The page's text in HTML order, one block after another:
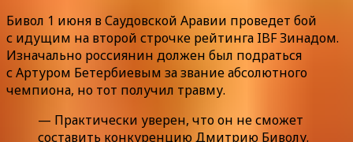
Бивол 1 июня в Саудовской Аравии проведет бой
с идущим на второй строчке рейтинга IBF Зинадом.
Изначально россиянин должен был подраться
с Артуром Бетербиевым за звание абсолютного
чемпиона, но тот получил травму.
— Практически уверен, что он не сможет
составить конкуренцию Дмитрию Биволу.